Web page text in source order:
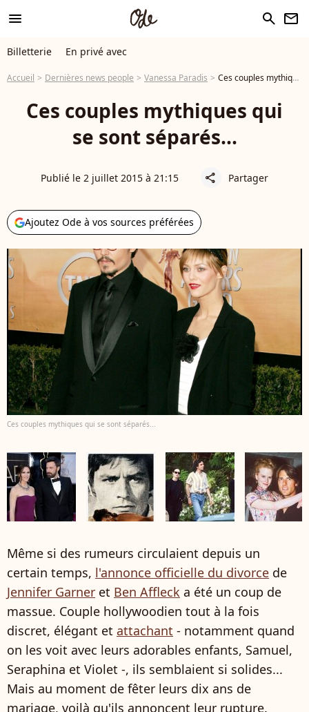
menu search newsletter
Billetterie En privé avec
Accueil Dernières news people Vanessa Paradis Ces couples mythiques qui se sont séparés...
Ces couples mythiques qui
se sont séparés...
Publié le 2 juillet 2015 à 21:15 share Partager
Ajoutez Ode à vos sources préférées
Ces couples mythiques qui se sont séparés...
Même si des rumeurs circulaient depuis un
certain temps, l'annonce officielle du divorce de
Jennifer Garner et Ben Affleck a été un coup de
massue. Couple hollywoodien tout à la fois
discret, élégant et attachant - notamment quand
on les voit avec leurs adorables enfants, Samuel,
Seraphina et Violet -, ils semblaient si solides...
Mais au moment de fêter leurs dix ans de
mariage, voilà qu'ils annoncent leur rupture.